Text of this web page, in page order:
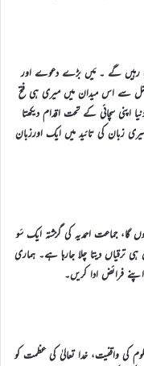
رہیں گے ۔ مَیں بڑے دعوے اور
سے اس میدان میں میری ہی فتح
سچائی کے تحت اقدام دیکھتا
زبان کی تائید میں ایک اورزبان
جماعت احمدیہ کی گزشتہ ایک سَو
ترقیاں دیتا چلا جارہا ہے۔ ہماری
فرائض ادا کریں۔
کی واقفیت، خدا تعالیٰ کی عظمت کو